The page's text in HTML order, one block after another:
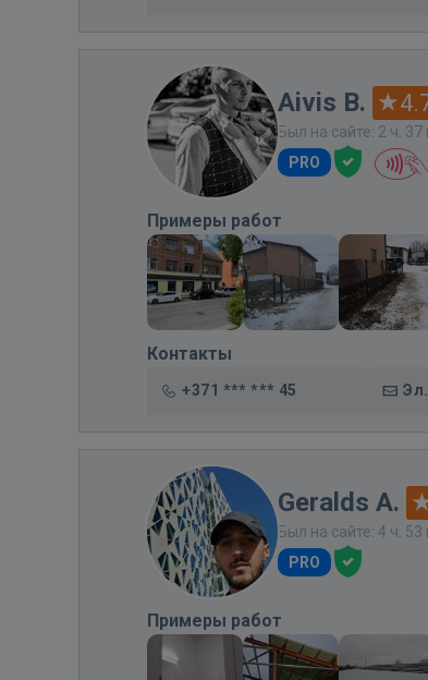
Aivis B.
Был на сайте: 2 ч.
PRO
Примеры работ
Контакты
+371 *** *** 45
Geralds A.
Был на сайте: 4 ч.
PRO
Примеры работ